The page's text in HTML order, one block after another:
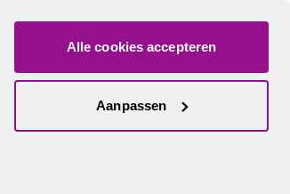
Alle cookies accepteren
Aanpassen
Zoeken